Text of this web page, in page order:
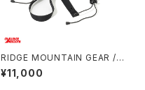
RIDGE MOUNTAIN GEAR / S
ACOCHE
¥11,000